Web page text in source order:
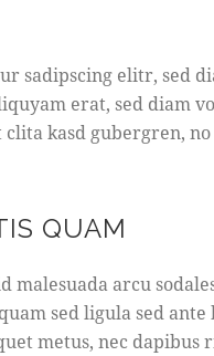
sadipscing elitr, sed
erat, sed diam
kasd gubergren,
QUAM
arcu
sed ligula sed
metus, nec dapibus